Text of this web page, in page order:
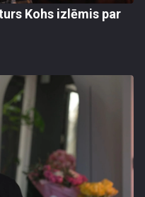
Kohs izlēmis par